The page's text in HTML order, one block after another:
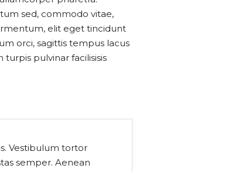
sed, commodo vitae,
elit eget tincidunt
orci, sagittis tempus lacus
pulvinar facilisisis
Vestibulum tortor
semper. Aenean